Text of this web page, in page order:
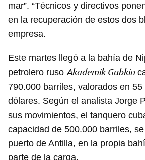
mar”. “Técnicos y directivos
en la recuperación de estos dos
empresa.
Este martes llegó a la bahía de
petrolero ruso Akademik Gubkin
790.000 barriles, valorados en
dólares. Según el analista Jorge
sus movimientos, el tanquero
capacidad de 500.000 barriles,
puerto de Antilla, en la propia
parte de la carga.